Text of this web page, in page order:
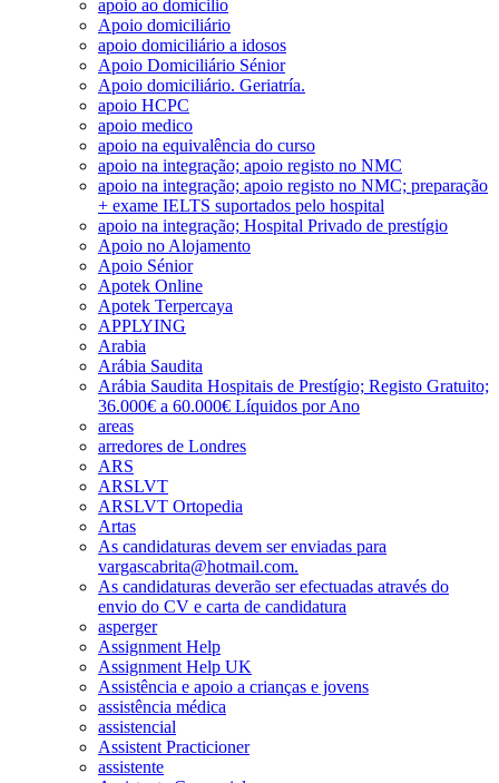
apoio ao domicilio
Apoio domiciliário
apoio domiciliário a idosos
Apoio Domiciliário Sénior
Apoio domiciliário. Geriatría.
apoio HCPC
apoio medico
apoio na equivalência do curso
apoio na integração; apoio registo no NMC
apoio na integração; apoio registo no NMC; preparação
+ exame IELTS suportados pelo hospital
apoio na integração; Hospital Privado de prestígio
Apoio no Alojamento
Apoio Sénior
Apotek Online
Apotek Terpercaya
APPLYING
Arabia
Arábia Saudita
Arábia Saudita Hospitais de Prestígio; Registo Gratuito;
36.000€ a 60.000€ Líquidos por Ano
areas
arredores de Londres
ARS
ARSLVT
ARSLVT Ortopedia
Artas
As candidaturas devem ser enviadas para
vargascabrita@hotmail.com.
As candidaturas deverão ser efectuadas através do
envio do CV e carta de candidatura
asperger
Assignment Help
Assignment Help UK
Assistência e apoio a crianças e jovens
assistência médica
assistencial
Assistent Practicioner
assistente